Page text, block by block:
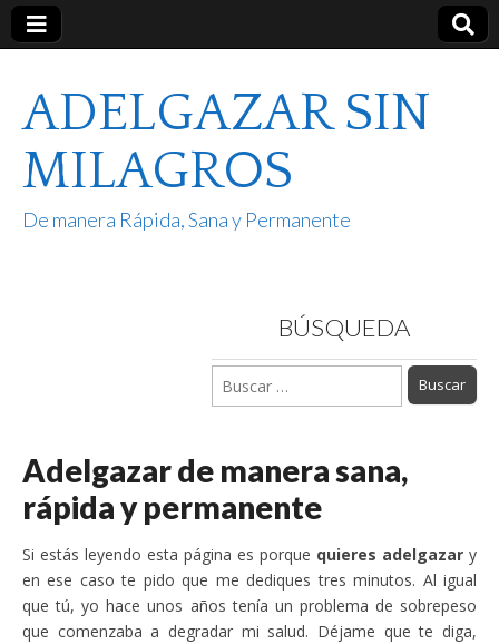
ADELGAZAR SIN
MILAGROS
De manera Rápida, Sana y Permanente
BÚSQUEDA
Buscar:
Adelgazar de manera sana,
rápida y permanente
Si estás leyendo esta página es porque quieres adelgazar y
en ese caso te pido que me dediques tres minutos. Al igual
que tú, yo hace unos años tenía un problema de sobrepeso
que comenzaba a degradar mi salud. Déjame que te diga,